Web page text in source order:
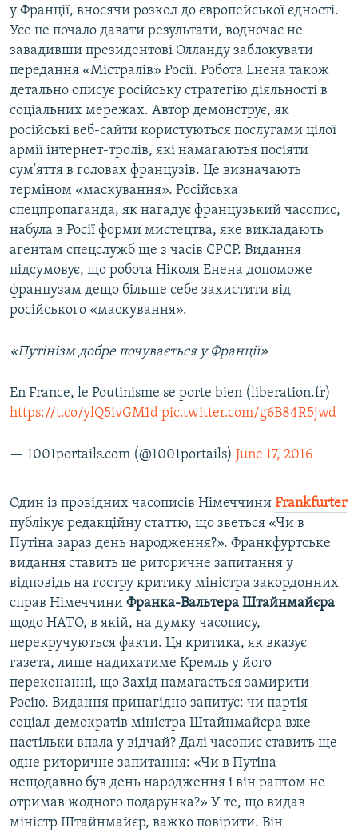
у Франції, вносячи розкол до європейської єдності.
Усе це почало давати результати, водночас не
завадивши президентові Олланду заблокувати
передання «Містралів» Росії. Робота Енена також
детально описує російську стратегію діяльності в
соціальних мережах. Автор демонструє, як
російські веб-сайти користуються послугами цілої
армії інтернет-тролів, які намагаютья посіяти
сум'яття в головах французів. Це визначають
терміном «маскування». Російська
спецпропаганда, як нагадує французький часопис,
набула в Росії форми мистецтва, яке викладають
агентам спецслужб ще з часів СРСР. Видання
підсумовує, що робота Ніколя Енена допоможе
французам дещо більше себе захистити від
російського «маскування».
«Путінізм добре почувається у Франції»
En France, le Poutinisme se porte bien (liberation.fr)
https://t.co/ylQ5ivGM1d pic.twitter.com/g6B84R5jwd
— 1001portails.com (@1001portails) June 17, 2016
Один із провідних часописів Німеччини Frankfurter
публікує редакційну статтю, що зветься «Чи в
Путіна зараз день народження?». Франкфуртське
видання ставить це риторичне запитання у
відповідь на гостру критику міністра закордонних
справ Німеччини Франка-Вальтера Штайнмайєра
щодо НАТО, в якій, на думку часопису,
перекручуються факти. Ця критика, як вказує
газета, лише надихатиме Кремль у його
переконанні, що Захід намагається замирити
Росію. Видання принагідно запитує: чи партія
соціал-демократів міністра Штайнмайєра вже
настільки впала у відчай? Далі часопис ставить ще
одне риторичне запитання: «Чи в Путіна
нещодавно був день народження і він раптом не
отримав жодного подарунка?» У те, що видав
міністр Штайнмайєр, важко повірити. Він